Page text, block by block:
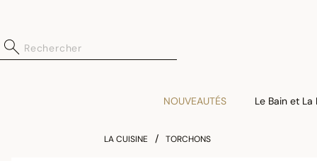
NOUVEAUTÉS Le Bain et La
LA CUISINE TORCHONS